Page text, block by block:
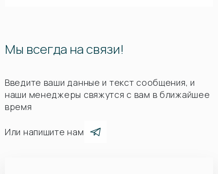
Мы всегда на связи!
Введите ваши данные и текст сообщения, и
наши менеджеры свяжутся с вам в ближайшее
время
Или напишите нам